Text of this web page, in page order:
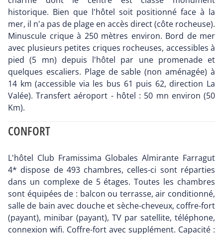
historique. Bien que l'hôtel soit positionné face à la
mer, il n'a pas de plage en accès direct (côte rocheuse).
Minuscule crique à 250 mètres environ. Bord de mer
avec plusieurs petites criques rocheuses, accessibles à
pied (5 mn) depuis l'hôtel par une promenade et
quelques escaliers. Plage de sable (non aménagée) à
14 km (accessible via les bus 61 puis 62, direction La
Valée). Transfert aéroport - hôtel : 50 mn environ (50
Km).
CONFORT
L'hôtel Club Framissima Globales Almirante Farragut
4* dispose de 493 chambres, celles-ci sont réparties
dans un complexe de 5 étages. Toutes les chambres
sont équipées de : balcon ou terrasse, air conditionné,
salle de bain avec douche et sèche-cheveux, coffre-fort
(payant), minibar (payant), TV par satellite, téléphone,
connexion wifi. Coffre-fort avec supplément. Capacité :